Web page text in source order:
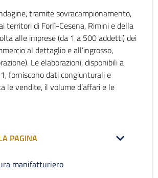
tramite sovracampionamento,
territori di Forlì-Cesena, Rimini e della
alle imprese (da 1 a 500 addetti) dei
al dettaglio e all’ingrosso,
Le elaborazioni, disponibili a
forniscono dati congiunturali e
le vendite, il volume d’affari e le
PAGINA
manifatturiero